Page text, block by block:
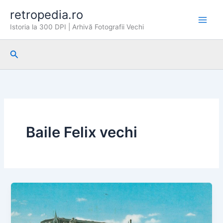
content
retropedia.ro
Istoria la 300 DPI | Arhivă Fotografii Vechi
Search
Baile Felix vechi